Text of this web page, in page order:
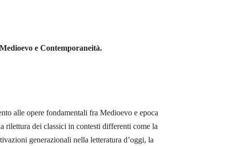
e Contemporaneità.
alle opere fondamentali fra Medioevo e epoca
rilettura dei classici in contesti differenti come la
generazionali nella letteratura d’oggi, la